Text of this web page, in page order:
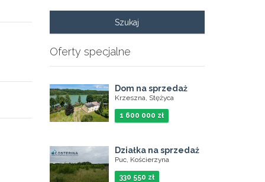
Oferty specjalne
Dom na sprzedaż
Krzeszna, Stężyca
1 600 000 zł
Działka na sprzedaż
Puc, Kościerzyna
330 550 zł